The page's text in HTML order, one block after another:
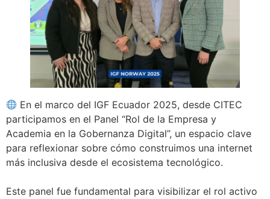
En el marco del IGF Ecuador 2025, desde CITEC
participamos en el Panel “Rol de la Empresa y
Academia en la Gobernanza Digital”, un espacio clave
para reflexionar sobre cómo construimos una internet
más inclusiva desde el ecosistema tecnológico.
Este panel fue fundamental para visibilizar el rol activo